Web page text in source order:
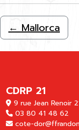
← Mallorca
CDRP 21
9 rue Jean Renoir
03 80 41 48 62
cote-